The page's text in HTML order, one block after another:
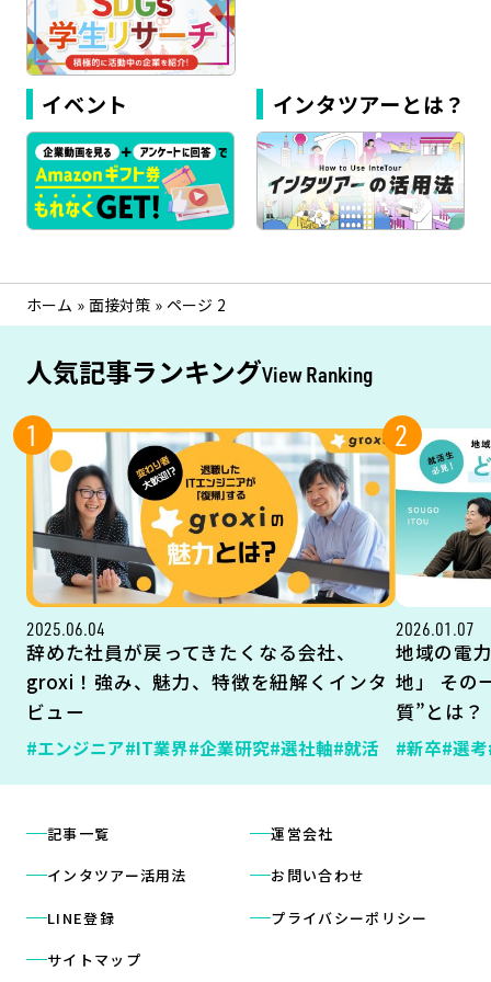
イベント インタツアーとは？
ホーム » 面接対策 » ページ 2
人気記事ランキングView Ranking
1
2025.06.04
辞めた社員が戻ってきたくなる会社、
groxi！強み、魅力、特徴を紐解くインタ
ビュー
#エンジニア#IT業界#企業研究#選社軸#就活
2
2026.01.07
地域の電
地」 その
質”とは？
#新卒#選考
記事一覧
インタツアー活用法
LINE登録
サイトマップ
運営会社
お問い合わせ
プライバシーポリシー